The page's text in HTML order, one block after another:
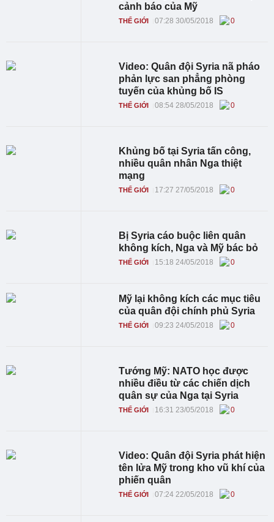
cảnh báo của Mỹ
THẾ GIỚI 07:28 30/05/2018 0
Video: Quân đội Syria nã pháo
phản lực san phẳng phòng
tuyến của khủng bố IS
THẾ GIỚI 08:54 28/05/2018 0
Khủng bố tại Syria tấn công,
nhiều quân nhân Nga thiệt
mạng
THẾ GIỚI 17:27 27/05/2018 0
Bị Syria cáo buộc liên quân
không kích, Nga và Mỹ bác bỏ
THẾ GIỚI 15:18 24/05/2018 0
Mỹ lại không kích các mục tiêu
của quân đội chính phủ Syria
THẾ GIỚI 09:23 24/05/2018 0
Tướng Mỹ: NATO học được
nhiều điều từ các chiến dịch
quân sự của Nga tại Syria
THẾ GIỚI 16:31 23/05/2018 0
Video: Quân đội Syria phát hiện
tên lửa Mỹ trong kho vũ khí của
phiến quân
THẾ GIỚI 07:24 22/05/2018 0